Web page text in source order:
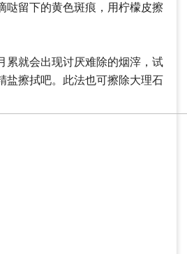
哒留下的黄色斑痕，用柠檬皮擦
累就会出现讨厌难除的烟滓，试
盐擦拭吧。此法也可擦除大理石